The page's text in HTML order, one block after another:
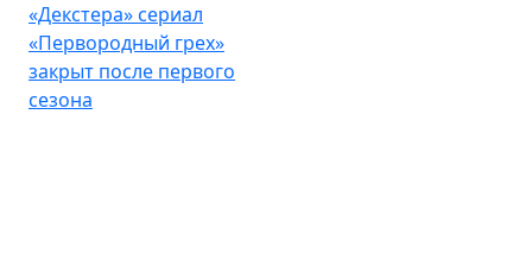
«Декстера» сериал
«Первородный грех»
закрыт после первого
сезона